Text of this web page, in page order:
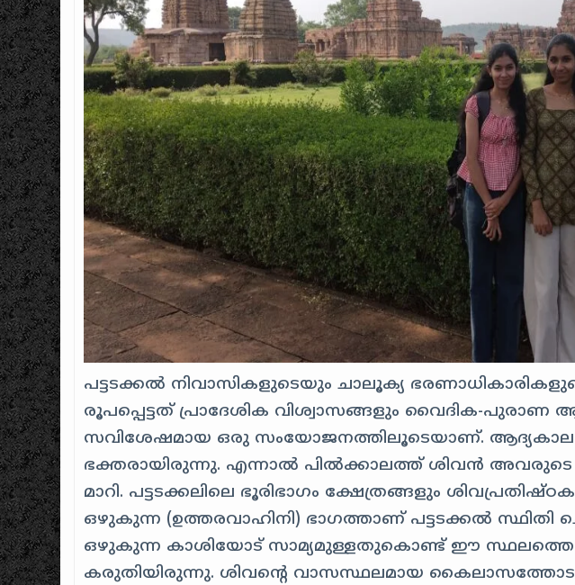
പട്ടടക്കൽ നിവാസികളുടെയും ചാലൂക്യ
രൂപപ്പെട്ടത് പ്രാദേശിക വിശ്വാസങ്ങളും വൈദിക-പുരാണ
സവിശേഷമായ ഒരു സംയോജനത്തിലൂടെയാണ്. ആദ്യകാല
ഭക്തരായിരുന്നു. എന്നാൽ പിൽക്കാലത്ത് ശിവൻ
മാറി. പട്ടടക്കലിലെ ഭൂരിഭാഗം ക്ഷേത്രങ്ങളും
ഒഴുകുന്ന (ഉത്തരവാഹിനി) ഭാഗത്താണ് പട്ടടക്കൽ സ്ഥിതി
ഒഴുകുന്ന കാശിയോട് സാമ്യമുള്ളതുകൊണ്ട് ഈ
കരുതിയിരുന്നു. ശിവന്റെ വാസസ്ഥലമായ